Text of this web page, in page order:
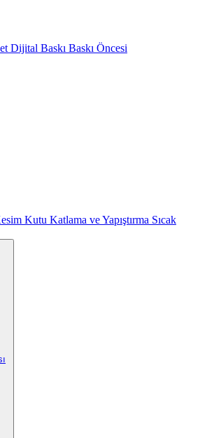
Dijital Baskı Baskı Öncesi
Kutu Katlama ve Yapıştırma Sıcak